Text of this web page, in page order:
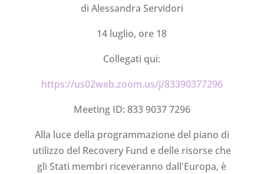
di Alessandra Servidori
14 luglio, ore 18
Collegati qui:
https://us02web.zoom.us/j/83390377296
Meeting ID: 833 9037 7296
Alla luce della programmazione del piano di
utilizzo del Recovery Fund e delle risorse che
gli Stati membri riceveranno dall'Europa, è